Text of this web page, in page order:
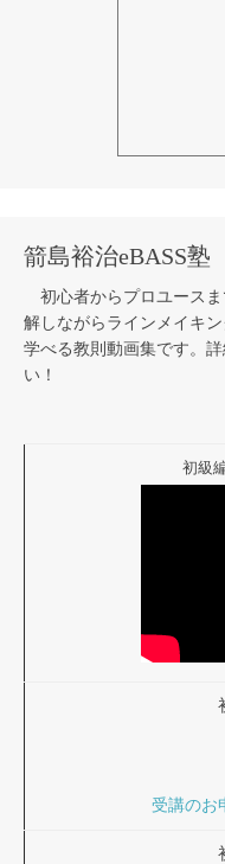
箭島裕治eBASS塾
初心者からプロユースま
解しながらラインメイキ
学べる教則動画集です。詳
い！
初級
受講のお